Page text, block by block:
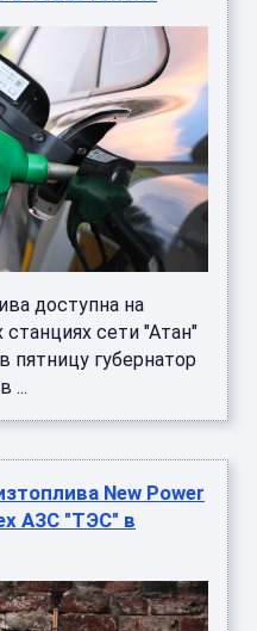
доступна на
сети "Атан"
пятницу губернатор
...
New Power
АЗС "ТЭС" в